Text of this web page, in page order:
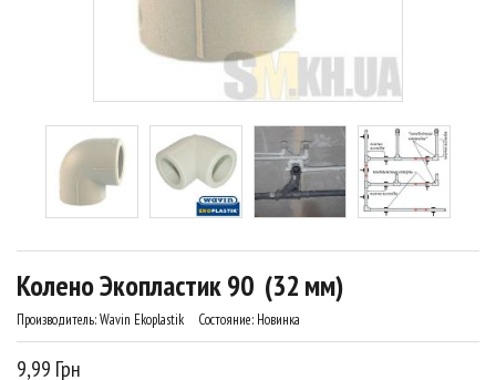
Колено Экопластик 90 (32 мм)
Производитель:Wavin Ekoplastik Состояние: Новинка
9,99 Грн